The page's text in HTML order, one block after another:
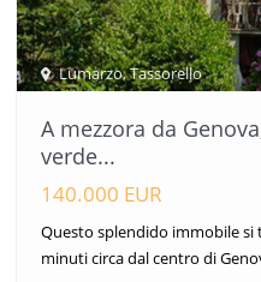
Lumarzo,Tassorello
A mezzora da
verde...
140.000 EUR
Questo splendido immobile si
minuti circa dal centro di